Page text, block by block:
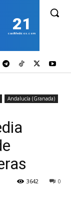
21
casiMedicos.com
Andalucía (Granada)
0
3642